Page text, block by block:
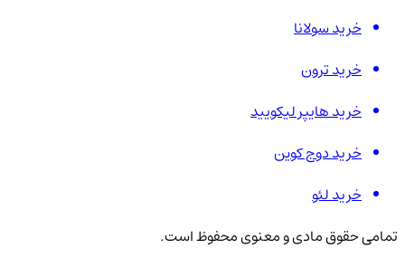
خرید سولانا
خرید ترون
خرید هایپر لیکویید
خرید دوج کوین
خرید لئو
تمامی حقوق مادی و معنوی محفوظ است.